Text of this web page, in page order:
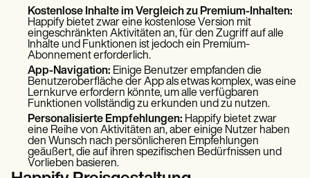
Kostenlose Inhalte im Vergleich zu Premium-Inhalten:
Happify bietet zwar eine kostenlose Version mit
eingeschränkten Aktivitäten an, für den Zugriff auf alle
Inhalte und Funktionen ist jedoch ein Premium-
Abonnement erforderlich.
App-Navigation: Einige Benutzer empfanden die
Benutzeroberfläche der App als etwas komplex, was eine
Lernkurve erfordern könnte, um alle verfügbaren
Funktionen vollständig zu erkunden und zu nutzen.
Personalisierte Empfehlungen: Happify bietet zwar
eine Reihe von Aktivitäten an, aber einige Nutzer haben
den Wunsch nach persönlicheren Empfehlungen
geäußert, die auf ihren spezifischen Bedürfnissen und
Vorlieben basieren.